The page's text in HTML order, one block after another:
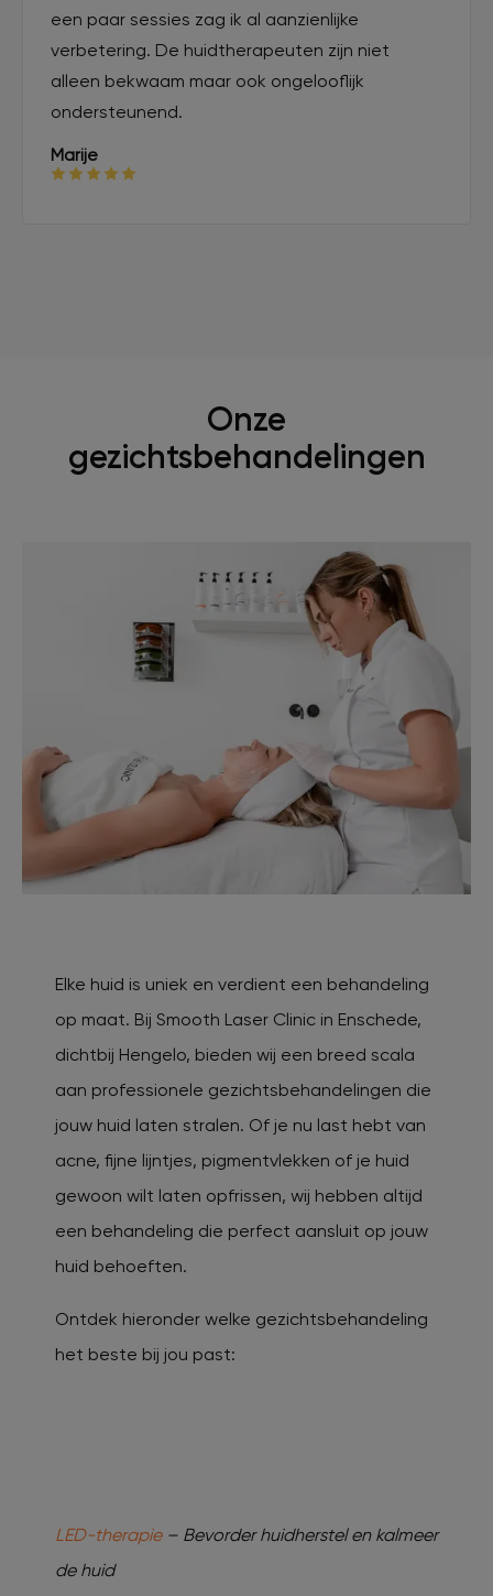
een paar sessies zag ik al aanzienlijke
verbetering. De huidtherapeuten zijn niet
alleen bekwaam maar ook ongelooflijk
ondersteunend.
Marije
Onze
gezichtsbehandelingen
Elke huid is uniek en verdient een behandeling
op maat. Bij Smooth Laser Clinic in Enschede,
dichtbij Hengelo, bieden wij een breed scala
aan professionele gezichtsbehandelingen die
jouw huid laten stralen. Of je nu last hebt van
acne, fijne lijntjes, pigmentvlekken of je huid
gewoon wilt laten opfrissen, wij hebben altijd
een behandeling die perfect aansluit op jouw
huid behoeften.
Ontdek hieronder welke gezichtsbehandeling
het beste bij jou past:
LED-therapie– Bevorder huidherstel en kalmeer
de huid